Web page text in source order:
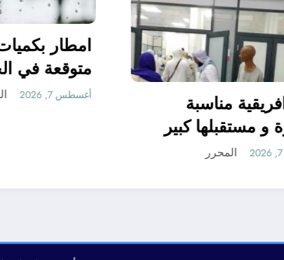
دولة افريقية مناسبة
للهجرة و مستقبلها كبير
أغسطس 7, 2026